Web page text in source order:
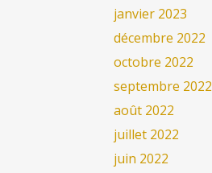
janvier 2023
décembre 2022
octobre 2022
septembre 2022
août 2022
juillet 2022
juin 2022